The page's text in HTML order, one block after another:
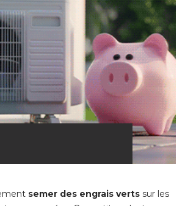
semer des engrais verts sur les